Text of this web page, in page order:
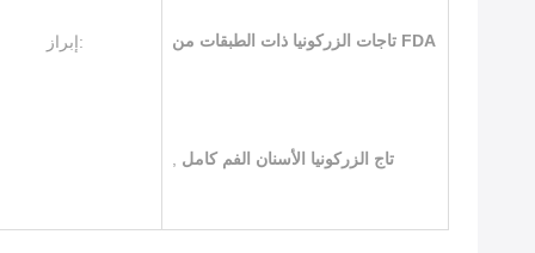
إبراز: تاجات الزركونيا ذات الطبقات من FDA
تاج الزركونيا الأسنان الفم كامل